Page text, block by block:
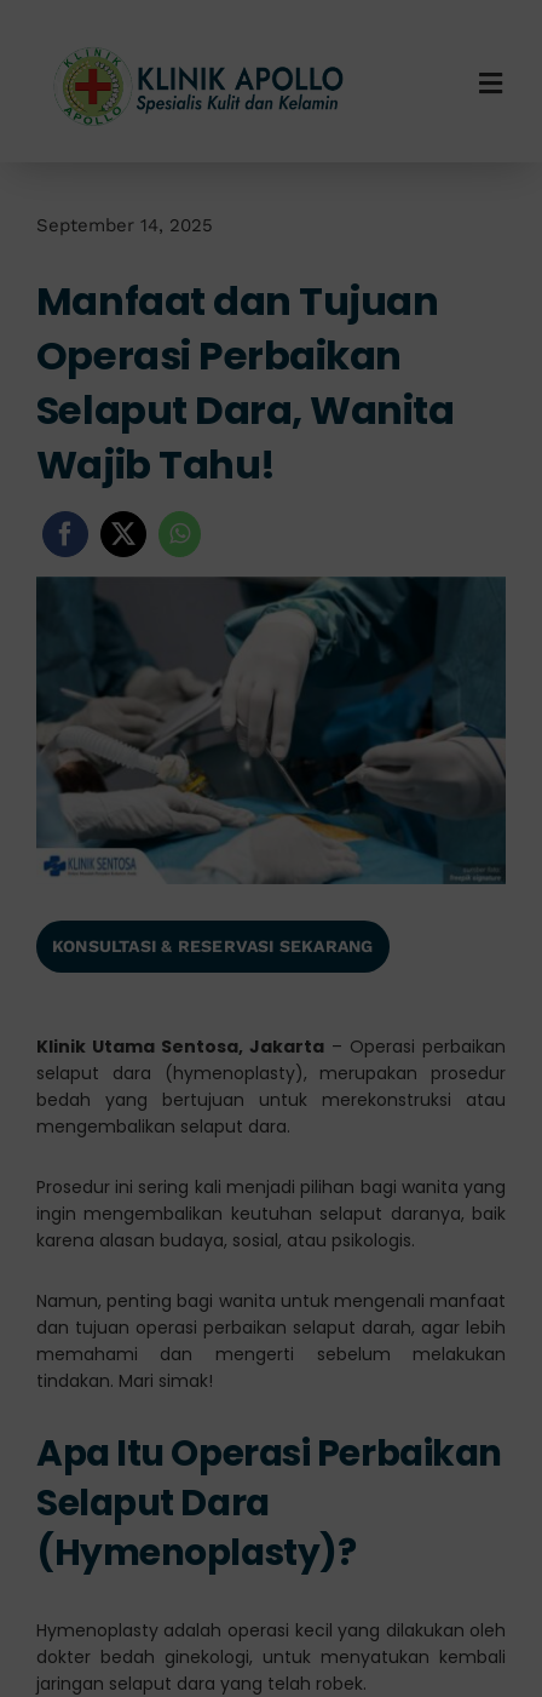
content
Tentang Kami
Layanan Kami
Info Klinik
September 14, 2025
Manfaat dan Tujuan
Operasi Perbaikan
Selaput Dara, Wanita
Wajib Tahu!
KONSULTASI & RESERVASI SEKARANG
Klinik Utama Sentosa, Jakarta – Operasi perbaikan
selaput dara (hymenoplasty), merupakan prosedur
bedah yang bertujuan untuk merekonstruksi atau
mengembalikan selaput dara.
Prosedur ini sering kali menjadi pilihan bagi wanita yang
ingin mengembalikan keutuhan selaput daranya, baik
karena alasan budaya, sosial, atau psikologis.
Namun, penting bagi wanita untuk mengenali manfaat
dan tujuan operasi perbaikan selaput darah, agar lebih
memahami dan mengerti sebelum melakukan
tindakan. Mari simak!
Apa Itu Operasi Perbaikan
Selaput Dara
(Hymenoplasty)?
Hymenoplasty adalah operasi kecil yang dilakukan oleh
dokter bedah ginekologi, untuk menyatukan kembali
jaringan selaput dara yang telah robek.